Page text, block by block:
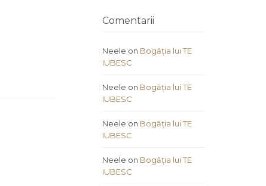
Comentarii
Neele on Bogăția lui TE
IUBESC
Neele on Bogăția lui TE
IUBESC
Neele on Bogăția lui TE
IUBESC
Neele on Bogăția lui TE
IUBESC